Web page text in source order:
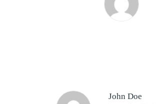
John Doe